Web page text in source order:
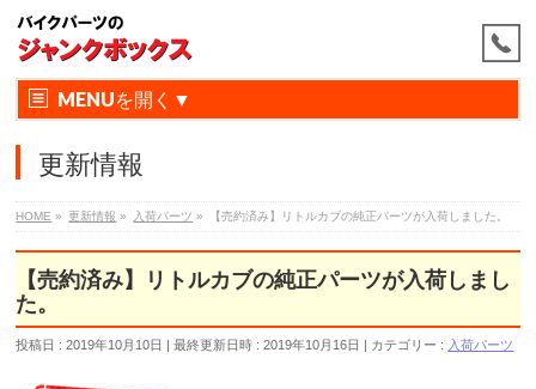
MENU
更新情報
HOME » 更新情報 » 入荷パーツ » 【売約済み】リトルカブの純正パーツが入荷しました。
【売約済み】リトルカブの純正パーツが入荷しまし
た。
投稿日 : 2019年10月10日 最終更新日時 : 2019年10月16日 カテゴリー : 入荷パーツ